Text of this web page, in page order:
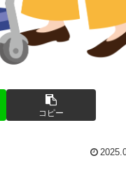
コピー